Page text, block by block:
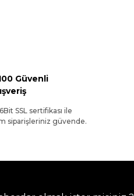
Güvenli
SSL sertifikası ile
siparişleriniz güvende.